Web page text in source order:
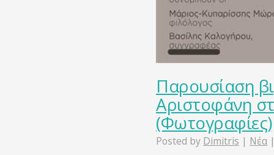
Παρουσίαση
Αριστοφάνη
(Φωτογραφίες)
Posted by Dimitris | Νέα